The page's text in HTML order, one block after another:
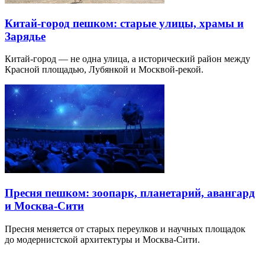
Китай-город пешком: старые улицы, храмы и
Зарядье
Китай-город — не одна улица, а исторический район между
Красной площадью, Лубянкой и Москвой-рекой.
Пресня пешком: зоопарк, планетарий, авангард
и Москва-Сити
Пресня меняется от старых переулков и научных площадок
до модернистской архитектуры и Москва-Сити.